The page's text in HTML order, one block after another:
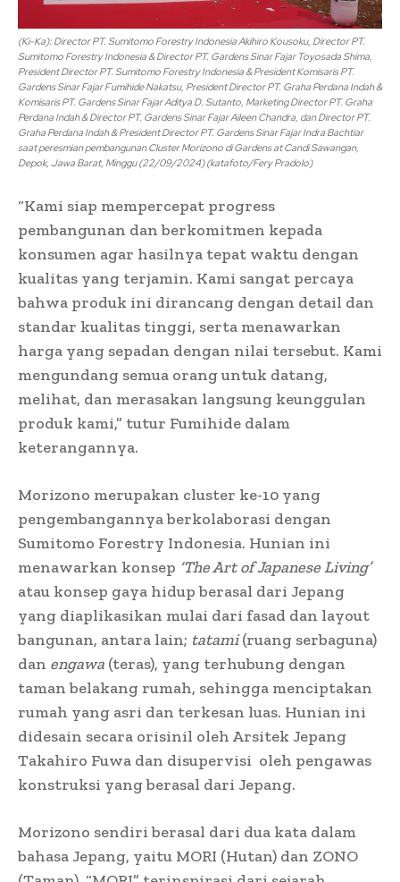
(Ki-Ka): Director PT. Sumitomo Forestry Indonesia Akihiro Kousoku, Director PT.
Sumitomo Forestry Indonesia & Director PT. Gardens Sinar Fajar Toyosada Shima,
President Director PT. Sumitomo Forestry Indonesia & President Komisaris PT.
Gardens Sinar Fajar Fumihide Nakatsu, President Director PT. Graha Perdana Indah &
Komisaris PT. Gardens Sinar Fajar Aditya D. Sutanto, Marketing Director PT. Graha
Perdana Indah & Director PT. Gardens Sinar Fajar Aileen Chandra, dan Director PT.
Graha Perdana Indah & President Director PT. Gardens Sinar Fajar Indra Bachtiar
saat peresmian pembangunan Cluster Morizono di Gardens at Candi Sawangan,
Depok, Jawa Barat, Minggu (22/09/2024) (katafoto/Fery Pradolo)
“Kami siap mempercepat progress
pembangunan dan berkomitmen kepada
konsumen agar hasilnya tepat waktu dengan
kualitas yang terjamin. Kami sangat percaya
bahwa produk ini dirancang dengan detail dan
standar kualitas tinggi, serta menawarkan
harga yang sepadan dengan nilai tersebut. Kami
mengundang semua orang untuk datang,
melihat, dan merasakan langsung keunggulan
produk kami,” tutur Fumihide dalam
keterangannya.
Morizono merupakan cluster ke-10 yang
pengembangannya berkolaborasi dengan
Sumitomo Forestry Indonesia. Hunian ini
menawarkan konsep ‘The Art of Japanese Living’
atau konsep gaya hidup berasal dari Jepang
yang diaplikasikan mulai dari fasad dan layout
bangunan, antara lain; tatami(ruang serbaguna)
dan engawa (teras), yang terhubung dengan
taman belakang rumah, sehingga menciptakan
rumah yang asri dan terkesan luas. Hunian ini
didesain secara orisinil oleh Arsitek Jepang
Takahiro Fuwa dan disupervisi oleh pengawas
konstruksi yang berasal dari Jepang.
Morizono sendiri berasal dari dua kata dalam
bahasa Jepang, yaitu MORI (Hutan) dan ZONO